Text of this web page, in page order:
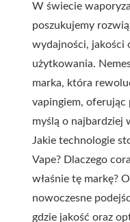
W świecie
poszukujemy
wydajności, jakości
użytkowania.
marka, która
vapingiem,
myślą o najbardziej
Jakie technologie
Vape? Dlaczego
właśnie tę markę?
nowoczesne
gdzie jakość oraz